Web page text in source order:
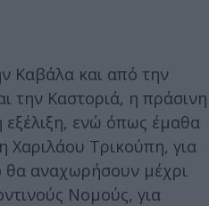
Καβάλα και από την
την Καστοριά, η πράσινη
εξέλιξη, ενώ όπως έμαθα
Τρικούπη, για
θα αναχωρήσουν μέχρι
Νομούς, για